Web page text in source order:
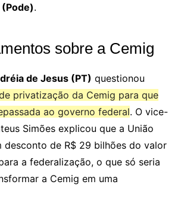
(Pode).
sobre a Cemig
de Jesus (PT) questionou
privatização da Cemig para que
ao governo federal. O vice-
Simões explicou que a União
desconto de R$ 29 bilhões do valor
a federalização, o que só seria
a Cemig em uma